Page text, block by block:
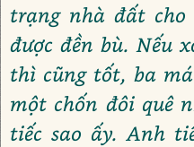
trạng nhà đất cho
được đền bù. Nếu
thì cũng tốt, ba
một chốn đôi quê
tiếc sao ấy. Anh